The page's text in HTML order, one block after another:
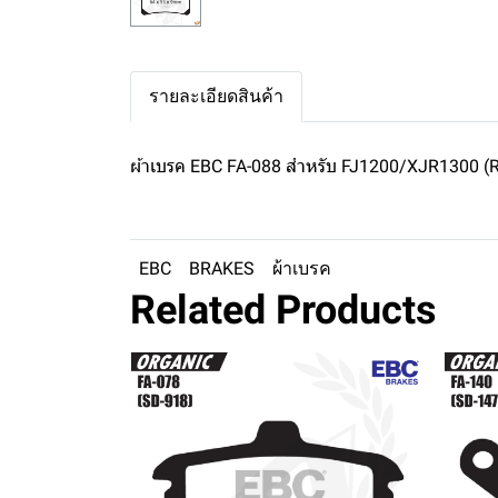
รายละเอียดสินค้า
ผ้าเบรค EBC FA-088 สำหรับ FJ1200/XJR1300
EBC BRAKES ผ้าเบรค
Related Products